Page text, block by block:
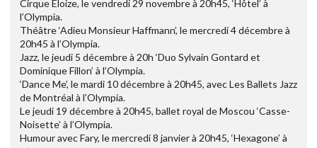
Cirque Eloize, le vendredi 29 novembre à 20h45, ‘Hôtel’ à
l’Olympia.
Théâtre ‘Adieu Monsieur Haffmann’, le mercredi 4 décembre à
20h45 à l’Olympia.
Jazz, le jeudi 5 décembre à 20h ‘Duo Sylvain Gontard et
Dominique Fillon’ à l’Olympia.
‘Dance Me’, le mardi 10 décembre à 20h45, avec Les Ballets Jazz
de Montréal à l’Olympia.
Le jeudi 19 décembre à 20h45, ballet royal de Moscou ‘Casse-
Noisette’ à l’Olympia.
Humour avec Fary, le mercredi 8 janvier à 20h45, ‘Hexagone’ à